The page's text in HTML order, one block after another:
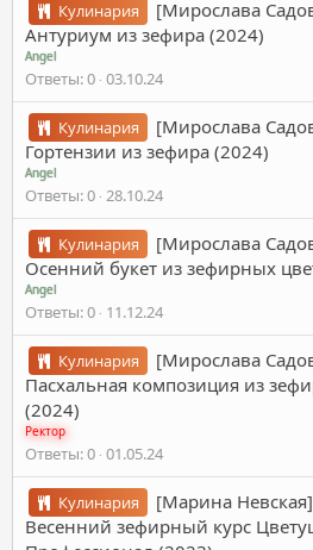
Кулинария
[Мирослава
Антуриум из зефира (2024)
Angel
Ответы 0 03.10.24
Кулинария
[Мирослава
Гортензии из зефира (2024)
Angel
Ответы 0 28.10.24
Кулинария
[Мирослава
Осенний букет из зефирных
Angel
Ответы 0 11.12.24
Кулинария
[Мирослава
Пасхальная композиция из
(2024)
Ректор
Ответы 0 01.05.24
Кулинария
[Марина
Весенний зефирный курс